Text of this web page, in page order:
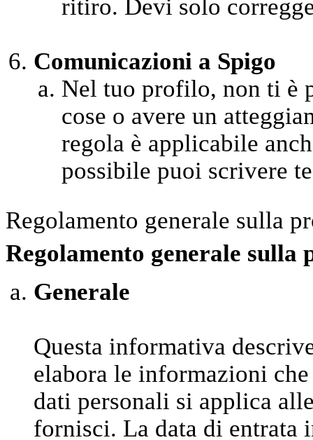
ritiro. Devi solo
Comunicazioni a Spigo
Nel tuo profilo, non ti è
cose o avere un
regola è applicabile
possibile puoi scrivere
Regolamento generale sulla
Regolamento generale sulla
Generale
Questa informativa
elabora le informazioni
dati personali si applica
fornisci. La data di entrata